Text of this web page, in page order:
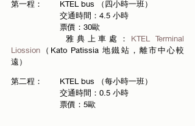
第一程：	KTEL bus （四小時一班）
交通時間：4.5 小時
		票價：30歐
		雅典上車處：
KTEL Terminal
Liossion （Kato Patissia 地鐵站，離市中心較
遠）
第二程：	KTEL bus （每小時一班）
		交通時間：0.5 小時
		票價：5歐